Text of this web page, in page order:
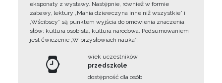
eksponaty z wystawy. Następnie, również w formie
zabawy, lektury „Mania dziewczyna inne niż wszystkie” i
„Wścibscy” są punktem wyjścia do omówienia znaczenia
słów: kultura osobista, kultura narodowa. Podsumowaniem
jest ćwiczenie „W przysłowiach nauka”.
wiek uczestników
przedszkole
dostępność dla osób